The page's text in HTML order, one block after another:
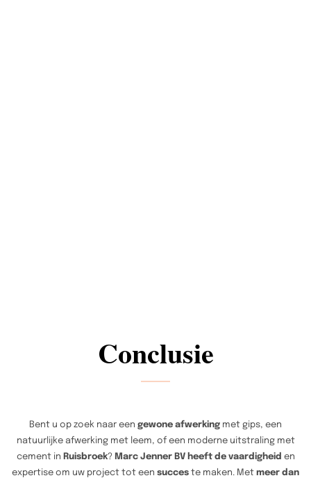
Conclusie
Bent u op zoek naar een gewone afwerking met gips, een
natuurlijke afwerking met leem, of een moderne uitstraling met
cement in Ruisbroek? Marc Jenner BV heeft de vaardigheid en
expertise om uw project tot een succes te maken. Met meer dan